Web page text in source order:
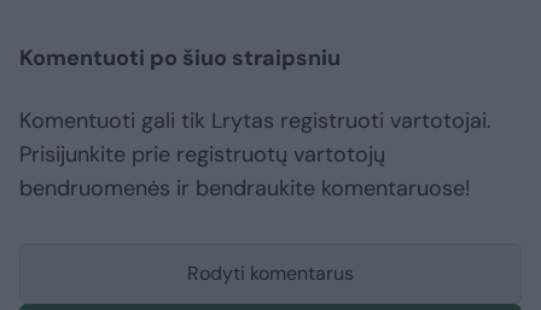
Komentuoti po šiuo straipsniu
Komentuoti gali tik Lrytas registruoti vartotojai.
Prisijunkite prie registruotų vartotojų
bendruomenės ir bendraukite komentaruose!
Rodyti komentarus